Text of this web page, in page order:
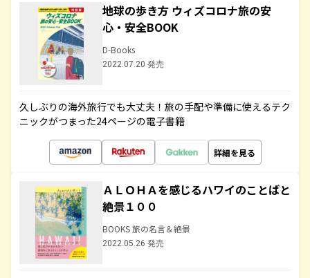
地球の歩き方 ウィズコロナ旅の安
心・安全BOOK
D-Books
2022.07.20 発売
久しぶりの海外旅行でも大丈夫！旅の手配や準備に使えるテク
ニックがつまった24ページの電子書籍
詳細を見る
ＡＬＯＨＡを感じるハワイのことばと
絶景１００
BOOKS 旅の名言＆絶景
2022.05.26 発売